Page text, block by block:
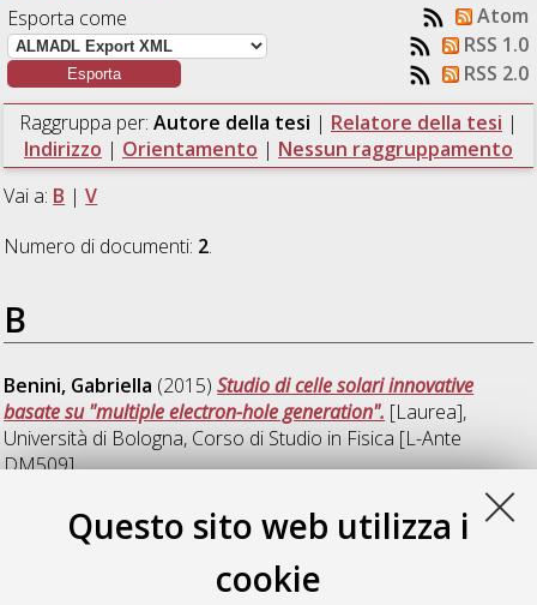
Questo sito web utilizza i
cookie
Esporta come
Atom
RSS 1.0
RSS 2.0
Raggruppa per: Autore della tesi | Relatore della tesi |
Indirizzo | Orientamento | Nessun raggruppamento
Vai a: B |V
Numero di documenti: 2.
B
Benini, Gabriella (2015)Studio di celle solari innovative
basate su "multiple electron-hole generation". [Laurea],
Università di Bologna, Corso di Studio in Fisica [L-Ante
DM509]